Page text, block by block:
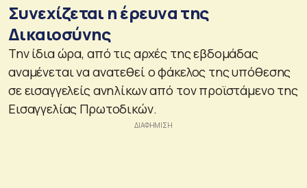
Συνεχίζεται η έρευνα της
Δικαιοσύνης
Την ίδια ώρα, από τις αρχές της εβδομάδας
αναμένεται να ανατεθεί ο φάκελος της υπόθεσης
σε εισαγγελείς ανηλίκων από τον προϊστάμενο της
Εισαγγελίας Πρωτοδικών.